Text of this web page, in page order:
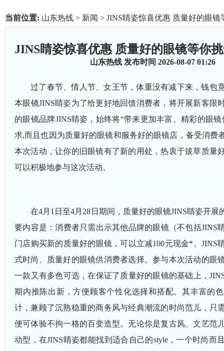
当前位置: 山东热线 > 新闻 > JINS睛姿惊喜优惠 质量好的眼镜
JINS睛姿惊喜优惠 质量好的眼镜等你
山东热线发布时间 2026-08-07 01:26
过了春节、情人节、女王节，体重没有减下来，钱包
本眼镜JINS睛姿为了给更好地回馈消费者，将开展新客限
的眼镜品牌JINS睛姿，始终将“带来更加丰富、精彩的眼
求,而且也因为质量好的眼镜和服务好的眼镜店，备受消费
本次活动，让你的旧眼镜有了新的用处，热衷于拔草质量
可以积极地参与这次活动。
在4月1日至4月28日期间，质量好的眼镜JINS睛姿开展
要内容是：消费者只需出示其他品牌的眼镜（不包括JINS
门店购买新的质量好的眼镜，可以立减100元现金*。JINS
式时尚、质量好的眼镜供消费者选择。参与本次活动的眼
一款又有多色可选，在保证了质量好的眼镜的基础上，
期内推陈出新，方便顾客个性化选择和搭配。其丰富的
计，兼顾了沉熟稳重的商务风与经典潮流的时尚范儿，只
便可体验不拘一格的百变造型。无论你是复古风、文艺范
动型，在JINS睛姿都能找到适合自己的style，一个时尚而